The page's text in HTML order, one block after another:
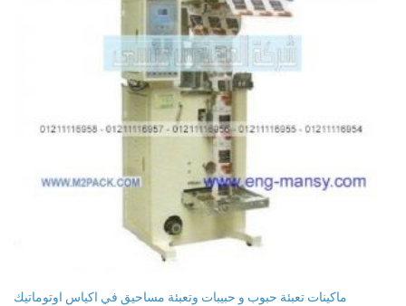
ماكينات تعبئة حبوب و حبيبات وتعبئة مساحيق في اكياس اوتوماتيك